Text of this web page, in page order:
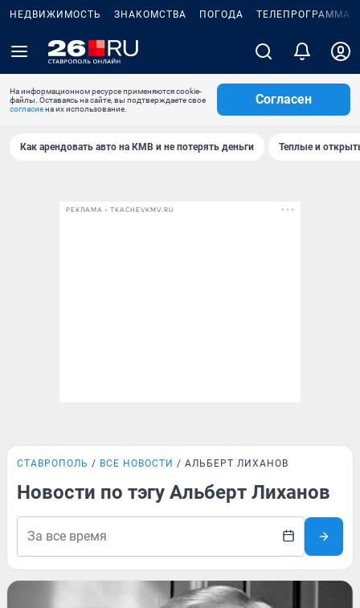
НЕДВИЖИМОСТЬ ЗНАКОМСТВА ПОГОДА ТЕЛЕПРОГРАММА
На информационном ресурсе применяются cookie-
файлы. Оставаясь на сайте, вы подтверждаете свое
согласиена их использование.
Согласен
Как арендовать авто на КМВ и не потерять деньги Теплые и
РЕКЛАМА • TKACHEVKMV.RU
СТАВРОПОЛЬ ВСЕ НОВОСТИ АЛЬБЕРТ ЛИХАНОВ
Новости по тэгу Альберт Лиханов